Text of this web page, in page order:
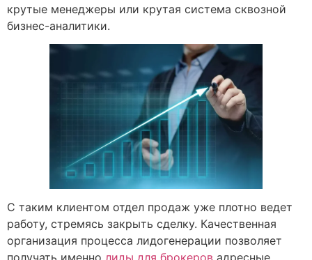
крутые менеджеры или крутая система сквозной
бизнес-аналитики.
С таким клиентом отдел продаж уже плотно ведет
работу, стремясь закрыть сделку. Качественная
организация процесса лидогенерации позволяет
получать именно лиды для брокеров адресные